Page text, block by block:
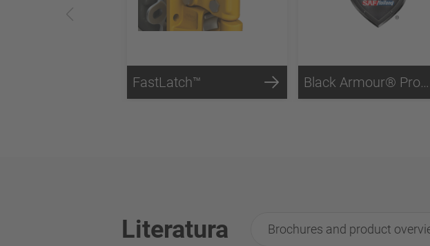
FastLatch™ Black Armour® Protección contra la corrosión
Literatura Brochures and product